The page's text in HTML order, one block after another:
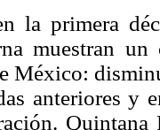
la primera
muestran
México:
anteriores y